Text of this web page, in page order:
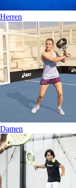
Herren
Damen